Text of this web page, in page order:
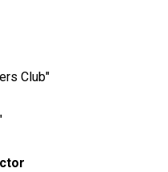
Club"